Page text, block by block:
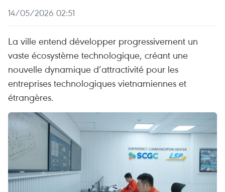
14/05/2026 02:51
La ville entend développer progressivement un
vaste écosystème technologique, créant une
nouvelle dynamique d’attractivité pour les
entreprises technologiques vietnamiennes et
étrangères.